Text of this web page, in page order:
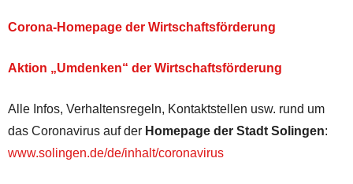
Corona-Homepage der Wirtschaftsförderung
Aktion „Umdenken“ der Wirtschaftsförderung
Alle Infos, Verhaltensregeln, Kontaktstellen usw. rund um
das Coronavirus auf der Homepage der Stadt Solingen:
www.solingen.de/de/inhalt/coronavirus